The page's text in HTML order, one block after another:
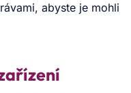
abyste je mohli